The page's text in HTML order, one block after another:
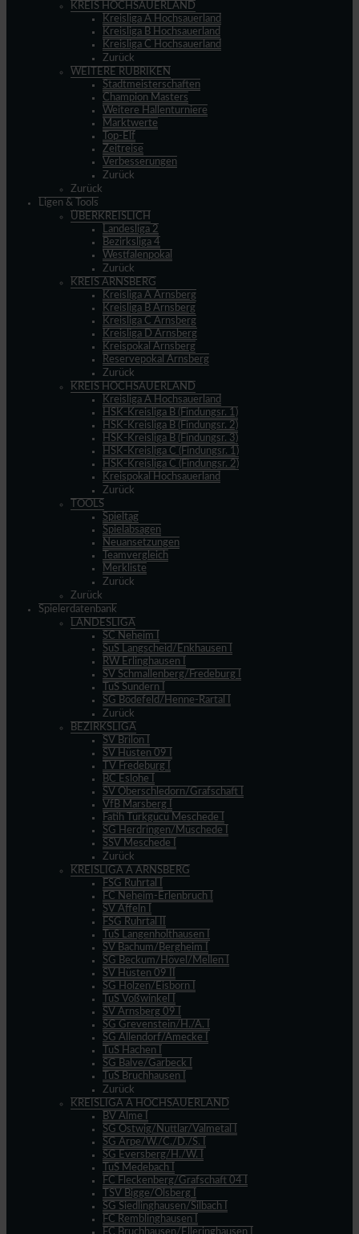
KREIS HOCHSAUERLAND
Kreisliga A Hochsauerland
Kreisliga B Hochsauerland
Kreisliga C Hochsauerland
Zurück
WEITERE RUBRIKEN
Stadtmeisterschaften
Champion Masters
Weitere Hallenturniere
Marktwerte
Top-Elf
Zeitreise
Verbesserungen
Zurück
Zurück
Ligen & Tools
ÜBERKREISLICH
Landesliga 2
Bezirksliga 4
Westfalenpokal
Zurück
KREIS ARNSBERG
Kreisliga A Arnsberg
Kreisliga B Arnsberg
Kreisliga C Arnsberg
Kreisliga D Arnsberg
Kreispokal Arnsberg
Reservepokal Arnsberg
Zurück
KREIS HOCHSAUERLAND
Kreisliga A Hochsauerland
HSK-Kreisliga B (Findungsr. 1)
HSK-Kreisliga B (Findungsr. 2)
HSK-Kreisliga B (Findungsr. 3)
HSK-Kreisliga C (Findungsr. 1)
HSK-Kreisliga C (Findungsr. 2)
Kreispokal Hochsauerland
Zurück
TOOLS
Spieltag
Spielabsagen
Neuansetzungen
Teamvergleich
Merkliste
Zurück
Zurück
Spielerdatenbank
LANDESLIGA
SC Neheim I
SuS Langscheid/Enkhausen I
RW Erlinghausen I
SV Schmallenberg/Fredeburg I
TuS Sundern I
SG Bödefeld/Henne-Rartal I
Zurück
BEZIRKSLIGA
SV Brilon I
SV Hüsten 09 I
TV Fredeburg I
BC Eslohe I
SV Oberschledorn/Grafschaft I
VfB Marsberg I
Fatih Türkgücü Meschede I
SG Herdringen/Müschede I
SSV Meschede I
Zurück
KREISLIGA A ARNSBERG
FSG Ruhrtal I
FC Neheim-Erlenbruch I
SV Affeln I
FSG Ruhrtal II
TuS Langenholthausen I
SV Bachum/Bergheim I
SG Beckum/Hövel/Mellen I
SV Hüsten 09 II
SG Holzen/Eisborn I
TuS Voßwinkel I
SV Arnsberg 09 I
SG Grevenstein/H./A. I
SG Allendorf/Amecke I
TuS Hachen I
SG Balve/Garbeck I
TuS Bruchhausen I
Zurück
KREISLIGA A HOCHSAUERLAND
BV Alme I
SG Ostwig/Nuttlar/Valmetal I
SG Arpe/W./C./D./S. I
SG Eversberg/H./W. I
TuS Medebach I
FC Fleckenberg/Grafschaft 04 I
TSV Bigge/Olsberg I
SG Siedlinghausen/Silbach I
FC Remblinghausen I